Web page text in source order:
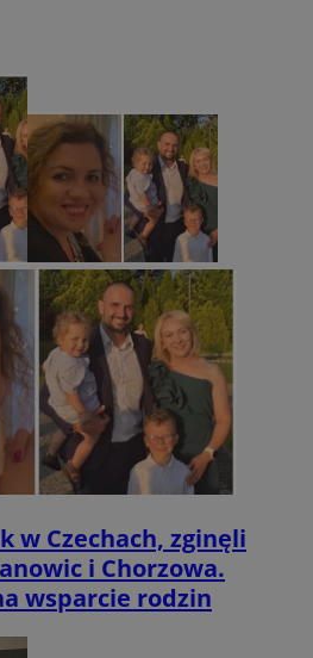
w Czechach, zginęli
i Chorzowa.
wsparcie rodzin